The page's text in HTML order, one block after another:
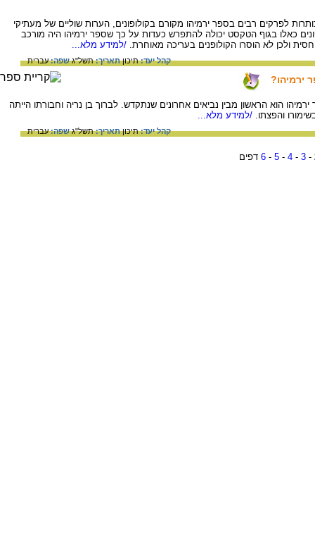
לפרקים רבים בספר ירמיהו מקורם בקולופונים, הערות שוליים של מעתיקי
כאלו בגוף הטקסט יכולה להתפרש כעדות על כך שספר ירמיהו היה מורכב
ולכן לא הוסרו הקולופנים בעריכה מאוחרת. /למידע מלא...
קהל יעד:תיכוןתאריך:תשל"גשפה:עברית
ירמיהו?
הוא הראשון מבין נביאים אחרונים שנתקדש. לברוך בן נריה וחבורתו הייתה
והפצתו. /למידע מלא...
קהל יעד:תיכוןתאריך:תשל"גשפה:עברית
-
3
-
4
-
5
-
6 דפים